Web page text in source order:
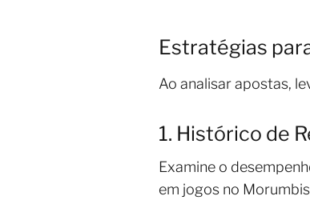
Estratégias
Ao analisar apostas,
1. Histórico de
Examine o
em jogos no